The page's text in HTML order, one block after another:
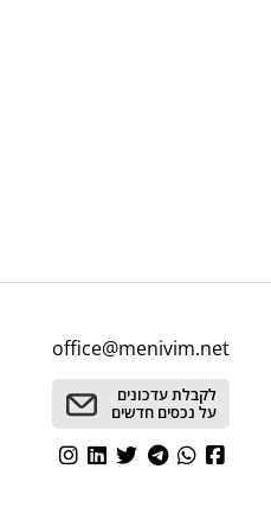
office@menivim.net
לקבלת עדכונים
על נכסים חדשים